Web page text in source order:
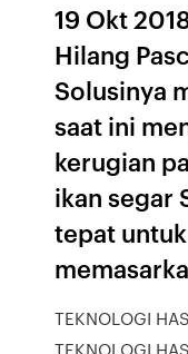
19 Okt
Hilang
Solusinya
saat ini
kerugian
ikan segar
tepat
TEKNOLOGI
TEKNOLOGI